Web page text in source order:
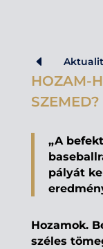
D
HOZAM-
SZEMED?
„A
pályát
Hozamok.
széles